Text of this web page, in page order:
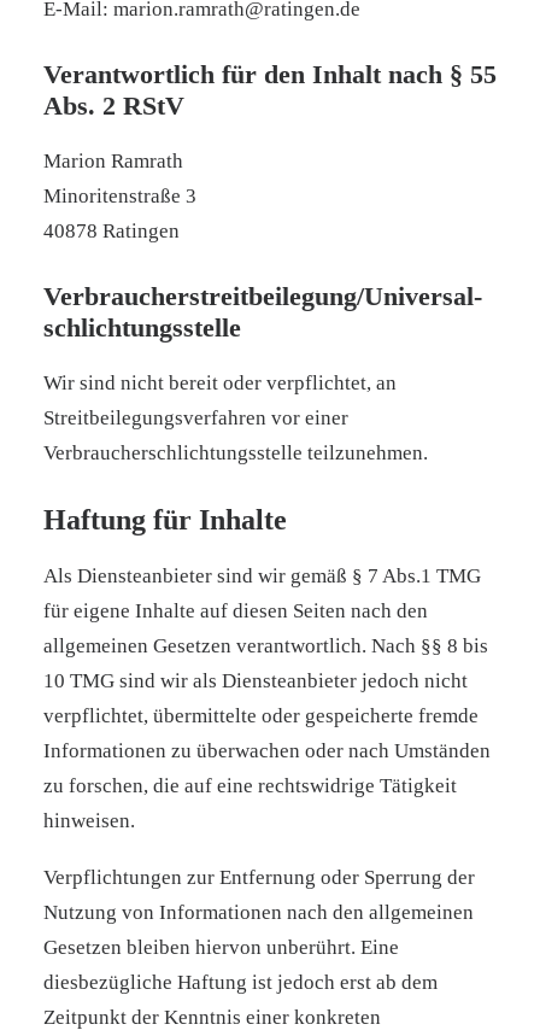
E-Mail: marion.ramrath@ratingen.de
Verantwortlich für den Inhalt nach § 55
Abs. 2 RStV
Marion Ramrath
Minoritenstraße 3
40878 Ratingen
Verbraucher­streit­beilegung/Universal­
schlichtungs­stelle
Wir sind nicht bereit oder verpflichtet, an
Streitbeilegungsverfahren vor einer
Verbraucherschlichtungsstelle teilzunehmen.
Haftung für Inhalte
Als Diensteanbieter sind wir gemäß § 7 Abs.1 TMG
für eigene Inhalte auf diesen Seiten nach den
allgemeinen Gesetzen verantwortlich. Nach §§ 8 bis
10 TMG sind wir als Diensteanbieter jedoch nicht
verpflichtet, übermittelte oder gespeicherte fremde
Informationen zu überwachen oder nach Umständen
zu forschen, die auf eine rechtswidrige Tätigkeit
hinweisen.
Verpflichtungen zur Entfernung oder Sperrung der
Nutzung von Informationen nach den allgemeinen
Gesetzen bleiben hiervon unberührt. Eine
diesbezügliche Haftung ist jedoch erst ab dem
Zeitpunkt der Kenntnis einer konkreten